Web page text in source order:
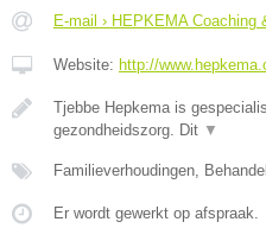
E-mail › HEPKEMA Coaching
Website: http://
Tjebbe Hepkema is
gezondheidszorg. Dit ▼
Familieverhoudingen,
Er wordt gewerkt op afspraak.